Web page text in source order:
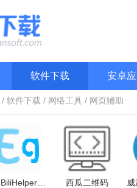
软件下载 安卓应
/ 软件下载 / 网络工具 / 网页辅助
西瓜二维码